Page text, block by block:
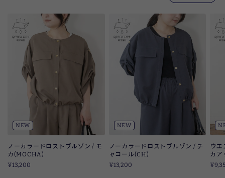
NEW
ノーカラードロストブルゾン / モ
カ(MOCHA)
¥13,200
NEW
ノーカラードロストブルゾン / チ
ャコール(CH)
¥13,200
ウエ
カア